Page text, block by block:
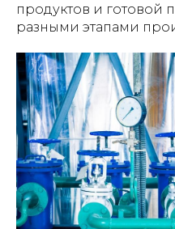
продуктов и готовой
разными этапами